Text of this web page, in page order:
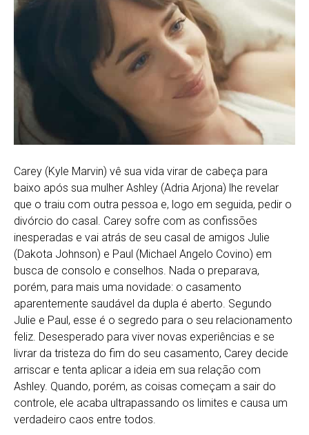
Carey (Kyle Marvin) vê sua vida virar de cabeça para
baixo após sua mulher Ashley (Adria Arjona) lhe revelar
que o traiu com outra pessoa e, logo em seguida, pedir o
divórcio do casal. Carey sofre com as confissões
inesperadas e vai atrás de seu casal de amigos Julie
(Dakota Johnson) e Paul (Michael Angelo Covino) em
busca de consolo e conselhos. Nada o preparava,
porém, para mais uma novidade: o casamento
aparentemente saudável da dupla é aberto. Segundo
Julie e Paul, esse é o segredo para o seu relacionamento
feliz. Desesperado para viver novas experiências e se
livrar da tristeza do fim do seu casamento, Carey decide
arriscar e tenta aplicar a ideia em sua relação com
Ashley. Quando, porém, as coisas começam a sair do
controle, ele acaba ultrapassando os limites e causa um
verdadeiro caos entre todos.